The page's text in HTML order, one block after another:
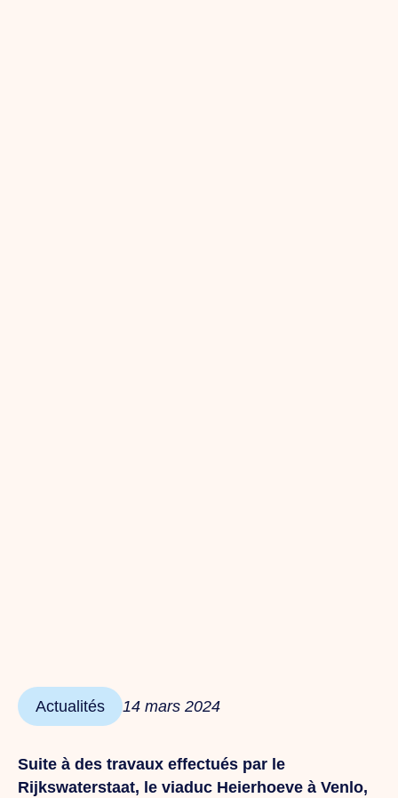
Actualités 14 mars 2024
Suite à des travaux effectués par le
Rijkswaterstaat, le viaduc Heierhoeve à Venlo,